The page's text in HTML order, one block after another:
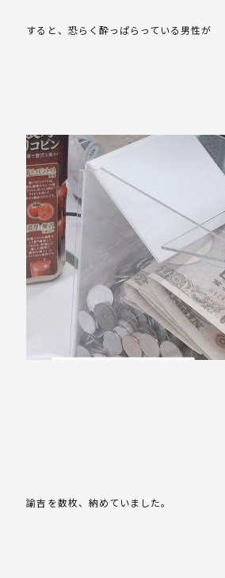
すると、恐らく酔っぱらっている男性が
諭吉を数枚、納めていました。